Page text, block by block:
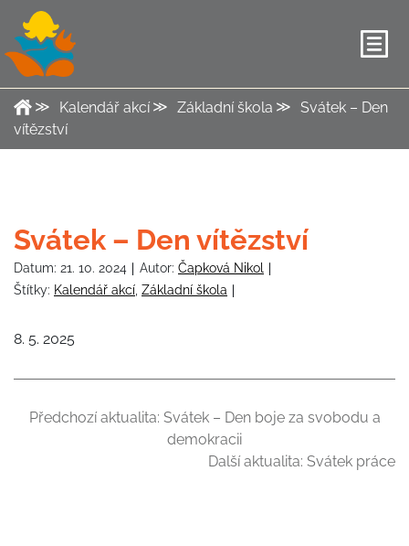
Kalendář akcí Základní škola
Svátek – Den
vítězství
Svátek – Den vítězství
Datum: 21. 10. 2024 Autor: Čapková Nikol
Štítky: Kalendář akcí Základní škola
8. 5. 2025
Předchozí aktualita: Svátek – Den boje za svobodu a
demokracii
Další aktualita: Svátek práce